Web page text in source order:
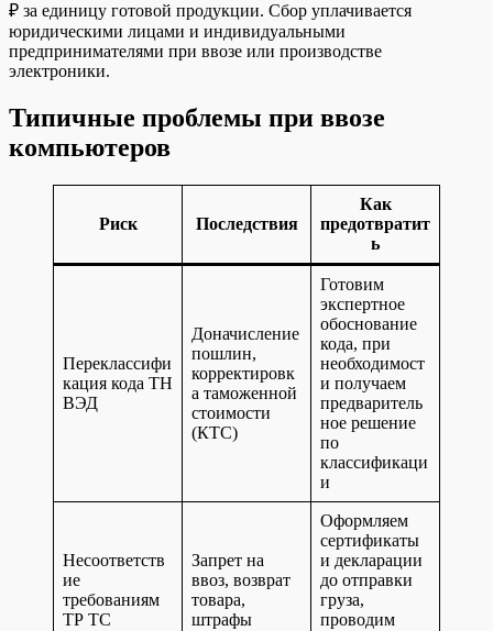
₽ за единицу готовой продукции. Сбор уплачивается
юридическими лицами и индивидуальными
предпринимателями при ввозе или производстве
электроники.
Типичные проблемы при ввозе
компьютеров
Риск Последствия
Как
предотвратит
ь
Переклассифи
кация кода ТН
ВЭД
Доначисление
пошлин,
корректировк
а таможенной
стоимости
(КТС)
Готовим
экспертное
обоснование
кода, при
необходимост
и получаем
предваритель
ное решение
по
классификаци
и
Несоответств
ие
требованиям
ТР ТС
Запрет на
ввоз, возврат
товара,
штрафы
Оформляем
сертификаты
и декларации
до отправки
груза,
проводим